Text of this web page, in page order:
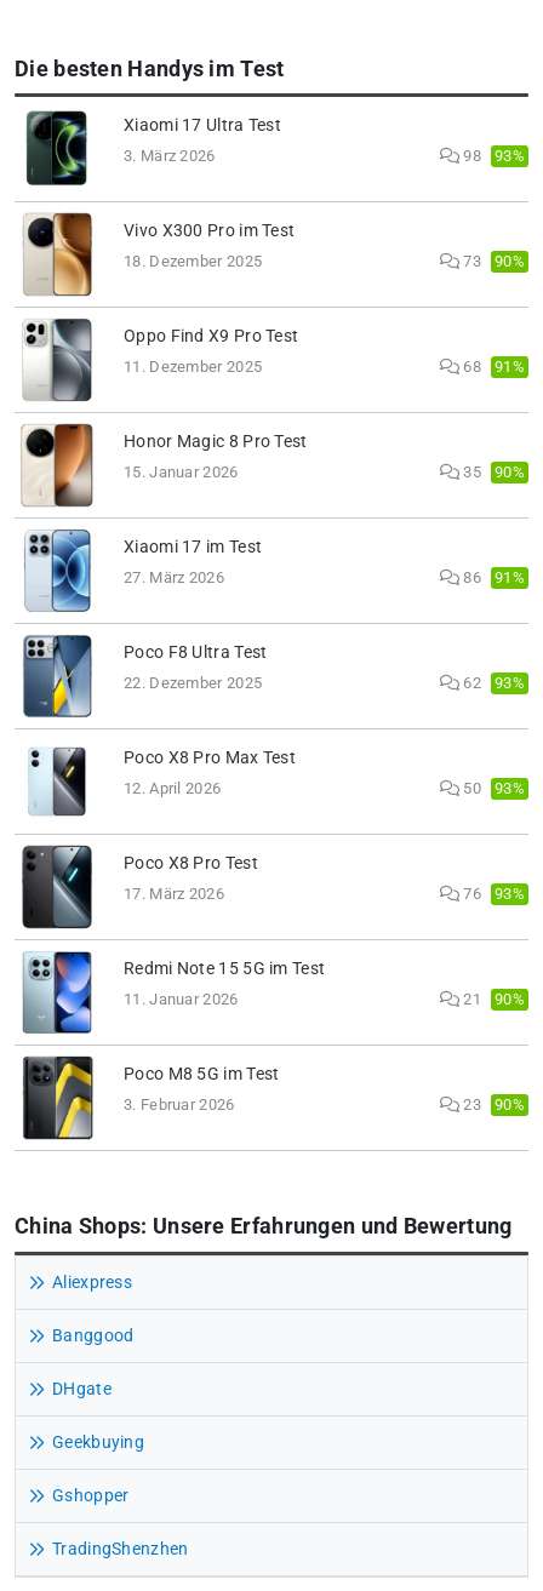
Die besten Handys im Test
Xiaomi 17 Ultra Test
3. März 2026 98 93%
Vivo X300 Pro im Test
18. Dezember 2025 73 90%
Oppo Find X9 Pro Test
11. Dezember 2025 68 91%
Honor Magic 8 Pro Test
15. Januar 2026 35 90%
Xiaomi 17 im Test
27. März 2026 86 91%
Poco F8 Ultra Test
22. Dezember 2025 62 93%
Poco X8 Pro Max Test
12. April 2026 50 93%
Poco X8 Pro Test
17. März 2026 76 93%
Redmi Note 15 5G im Test
11. Januar 2026 21 90%
Poco M8 5G im Test
3. Februar 2026 23 90%
China Shops: Unsere Erfahrungen und Bewertung
Aliexpress
Banggood
DHgate
Geekbuying
Gshopper
TradingShenzhen